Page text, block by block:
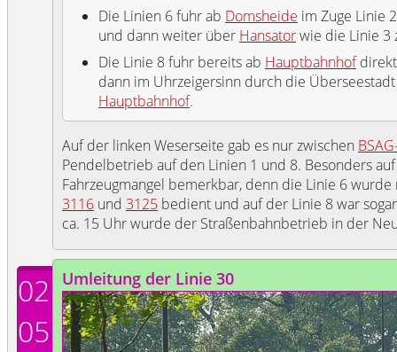
Die Linien 6 fuhr ab Domsheide im Zuge Linie
und dann weiter über Hansatorwie die Linie 3
Die Linie 8 fuhr bereits ab Hauptbahnhof
dann im Uhrzeigersinn durch die
Hauptbahnhof.
Auf der linken Weserseite gab es nur zwischen
Pendelbetrieb auf den Linien 1 und 8. Besonders
Fahrzeugmangel bemerkbar, denn die Linie 6
3116 und 3125 bedient und auf der Linie 8 war
ca. 15 Uhr wurde der Straßenbahnbetrieb in der
02
05
Umleitung der Linie 30